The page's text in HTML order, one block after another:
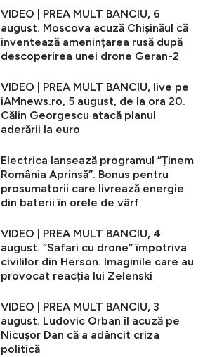
VIDEO | PREA MULT BANCIU, 6
august. Moscova acuză Chișinăul că
inventează amenințarea rusă după
descoperirea unei drone Geran-2
VIDEO | PREA MULT BANCIU, live pe
iAMnews.ro, 5 august, de la ora 20.
Călin Georgescu atacă planul
aderării la euro
Electrica lansează programul ”Ținem
România Aprinsă”. Bonus pentru
prosumatorii care livrează energie
din baterii în orele de vârf
VIDEO | PREA MULT BANCIU, 4
august. ”Safari cu drone” împotriva
civililor din Herson. Imaginile care au
provocat reacția lui Zelenski
VIDEO | PREA MULT BANCIU, 3
august. Ludovic Orban îl acuză pe
Nicușor Dan că a adâncit criza
politică